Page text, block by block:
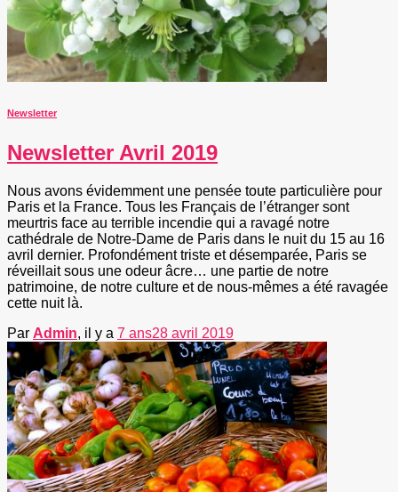
Newsletter
Newsletter Avril 2019
Nous avons évidemment une pensée toute particulière pour
Paris et la France. Tous les Français de l’étranger sont
meurtris face au terrible incendie qui a ravagé notre
cathédrale de Notre-Dame de Paris dans le nuit du 15 au 16
avril dernier. Profondément triste et désemparée, Paris se
réveillait sous une odeur âcre… une partie de notre
patrimoine, de notre culture et de nous-mêmes a été ravagée
cette nuit là.
Par Admin, il y a 7 ans28 avril 2019